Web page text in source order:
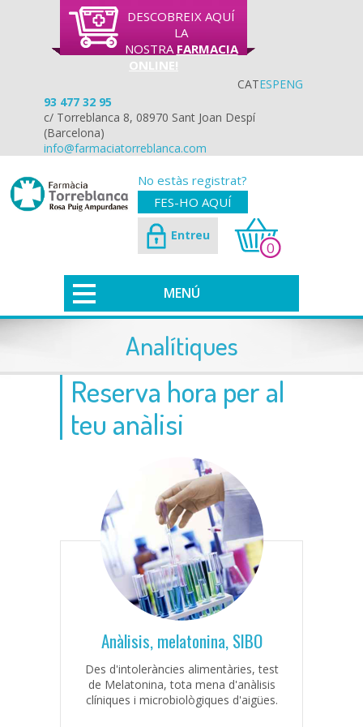
DESCOBREIX AQUÍ
LA
NOSTRA FARMACIA
ONLINE!
CATESPENG
93 477 32 95
c/ Torreblanca 8, 08970 Sant Joan Despí
(Barcelona)
info@farmaciatorreblanca.com
No estàs registrat?
FES-HO AQUÍ
Entreu
0
MENÚ
Analítiques
Reserva hora per al
teu anàlisi
Anàlisis, melatonina, SIBO
Des d'intoleràncies alimentàries, test
de Melatonina, tota mena d'anàlisis
clíniques i microbiològiques d'aigües.